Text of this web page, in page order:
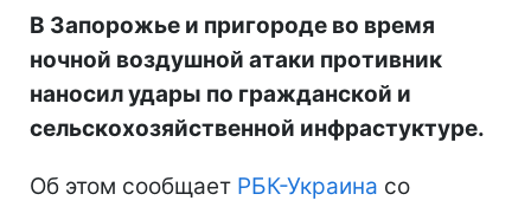
В Запорожье и пригороде во время
ночной воздушной атаки противник
наносил удары по гражданской и
сельскохозяйственной инфрастуктуре.
Об этом сообщает РБК-Украина со